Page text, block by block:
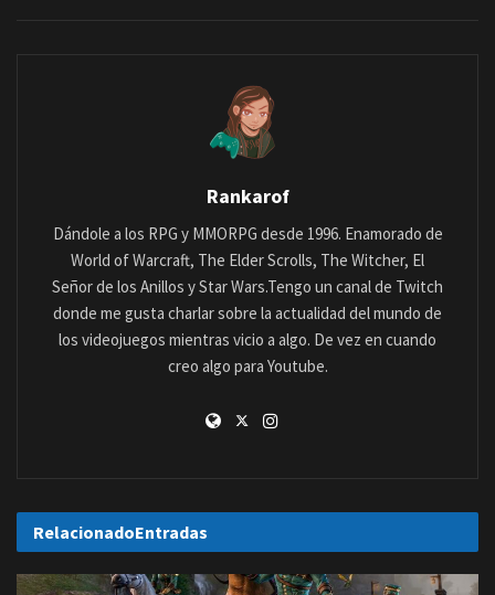
Rankarof
Dándole a los RPG y MMORPG desde 1996. Enamorado de
World of Warcraft, The Elder Scrolls, The Witcher, El
Señor de los Anillos y Star Wars.Tengo un canal de Twitch
donde me gusta charlar sobre la actualidad del mundo de
los videojuegos mientras vicio a algo. De vez en cuando
creo algo para Youtube.
RelacionadoEntradas